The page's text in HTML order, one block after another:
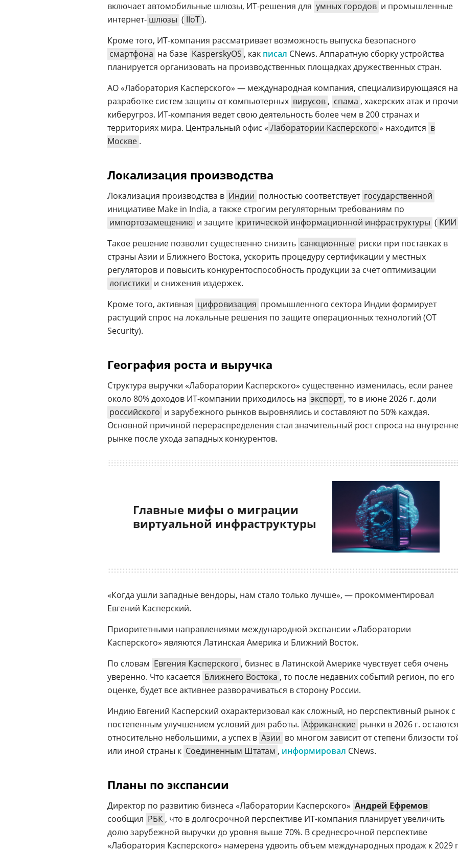
включает автомобильные шлюзы, ИТ-решения для умных городов и промышленные
интернет- шлюзы ( IIoT).
Кроме того, ИТ-компания рассматривает возможность выпуска безопасного
смартфона на базе KasperskyOS , как писал CNews. Аппаратную сборку устройства
планируется организовать на производственных площадках дружественных стран.
АО «Лаборатория Касперского» — международная компания, специализирующаяся на
разработке систем защиты от компьютерных вирусов , спама , хакерских атак и
киберугроз. ИТ-компания ведет свою деятельность более чем в 200 странах и
территориях мира. Центральный офис « Лаборатории Касперского » находится в
Москве .
Локализация производства
Локализация производства в Индии полностью соответствует государственной
инициативе Make in India, а также строгим регуляторным требованиям по
импортозамещению и защите критической информационной инфраструктуры ( КИИ
Такое решение позволит существенно снизить санкционные риски при поставках в
страны Азии и Ближнего Востока, ускорить процедуру сертификации у местных
регуляторов и повысить конкурентоспособность продукции за счет оптимизации
логистики и снижения издержек.
Кроме того, активная цифровизация промышленного сектора Индии формирует
растущий спрос на локальные решения по защите операционных технологий (OT
Security).
География роста и выручка
Структура выручки «Лаборатории Касперского» существенно изменилась, если ранее
около 80% доходов ИТ-компании приходилось на экспорт , то в июне 2026 г. доли
российского и зарубежного рынков выровнялись и составляют по 50% каждая.
Основной причиной перераспределения стал значительный рост спроса на
рынке после ухода западных конкурентов.
Главные мифы о миграции
виртуальной инфраструктуры
«Когда ушли западные вендоры, нам стало только лучше», — прокомментировал
Евгений Касперский.
Приоритетными направлениями международной экспансии «Лаборатории
Касперского» являются Латинская Америка и Ближний Восток.
По словам Евгения Касперского , бизнес в Латинской Америке чувствует себя очень
уверенно. Что касается Ближнего Востока , то после недавних событий регион, по его
оценке, будет все активнее разворачиваться в сторону России.
Индию Евгений Касперский охарактеризовал как сложный, но перспективный рынок с
постепенным улучшением условий для работы. Африканские рынки в 2026 г. остаются
относительно небольшими, а успех в Азии во многом зависит от степени близости
или иной страны к Соединенным Штатам , информировал CNews.
Планы по экспансии
Директор по развитию бизнеса «Лаборатории Касперского» Андрей Ефремов
сообщил РБК , что в долгосрочной перспективе ИТ-компания планирует увеличить
долю зарубежной выручки до уровня выше 70%. В среднесрочной перспективе
«Лаборатория Касперского» намерена удвоить объем международных продаж к 2029